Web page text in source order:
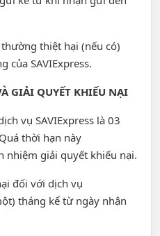
thiệt hại (nếu có)
của SAVIExpress.
GIẢI QUYẾT KHIẾU NẠI
vụ SAVIExpress là 03
thời hạn này
nhiệm giải quyết khiếu nại.
đối với dịch vụ
tháng kể từ ngày nhận